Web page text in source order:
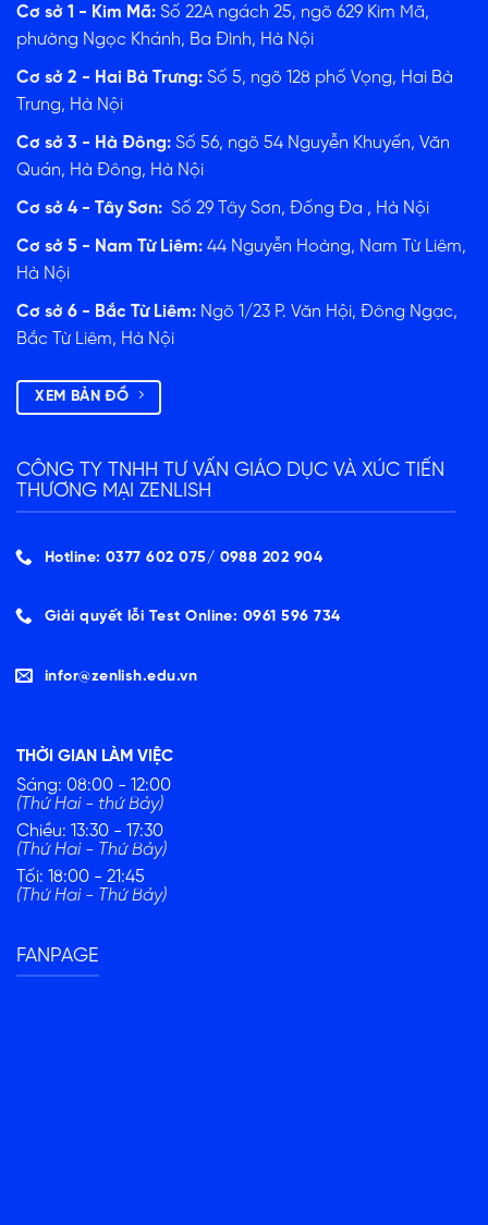
Cơ sở 1 - Kim Mã: Số 22A ngách 25, ngõ 629 Kim Mã,
phường Ngọc Khánh, Ba Đình, Hà Nội
Cơ sở 2 - Hai Bà Trưng: Số 5, ngõ 128 phố Vọng, Hai Bà
Trưng, Hà Nội
Cơ sở 3 - Hà Đông: Số 56, ngõ 54 Nguyễn Khuyến, Văn
Quán, Hà Đông, Hà Nội
Cơ sở 4 - Tây Sơn: Số 29 Tây Sơn, Đống Đa , Hà Nội
Cơ sở 5 - Nam Từ Liêm: 44 Nguyễn Hoàng, Nam Từ Liêm,
Hà Nội
Cơ sở 6 - Bắc Từ Liêm: Ngõ 1/23 P. Văn Hội, Đông Ngạc,
Bắc Từ Liêm, Hà Nội
XEM BẢN ĐỒ
CÔNG TY TNHH TƯ VẤN GIÁO DỤC VÀ XÚC TIẾN
THƯƠNG MẠI ZENLISH
Hotline: 0377 602 075/ ‭0988 202 904‬
Giải quyết lỗi Test Online: 0961 596 734
infor@zenlish.edu.vn
THỜI GIAN LÀM VIỆC
Sáng: 08:00 - 12:00
(Thứ Hai - thứ Bảy)
Chiều: 13:30 - 17:30
(Thứ Hai - Thứ Bảy)
Tối: 18:00 - 21:45
(Thứ Hai - Thứ Bảy)
FANPAGE